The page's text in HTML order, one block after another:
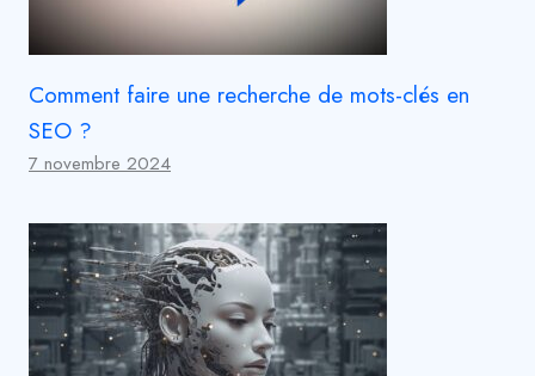
Comment faire une recherche de mots-clés en
SEO ?
7 novembre 2024